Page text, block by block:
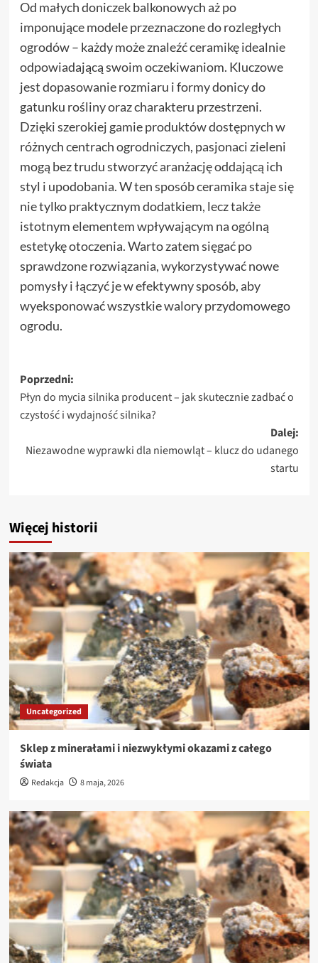
Od małych doniczek balkonowych aż po
imponujące modele przeznaczone do rozległych
ogrodów – każdy może znaleźć ceramikę idealnie
odpowiadającą swoim oczekiwaniom. Kluczowe
jest dopasowanie rozmiaru i formy donicy do
gatunku rośliny oraz charakteru przestrzeni.
Dzięki szerokiej gamie produktów dostępnych w
różnych centrach ogrodniczych, pasjonaci zieleni
mogą bez trudu stworzyć aranżację oddającą ich
styl i upodobania. W ten sposób ceramika staje się
nie tylko praktycznym dodatkiem, lecz także
istotnym elementem wpływającym na ogólną
estetykę otoczenia. Warto zatem sięgać po
sprawdzone rozwiązania, wykorzystywać nowe
pomysły i łączyć je w efektywny sposób, aby
wyeksponować wszystkie walory przydomowego
ogrodu.
Zobacz
wpisy
Poprzedni:
Płyn do mycia silnika producent – jak skutecznie zadbać o
czystość i wydajność silnika?
Dalej:
Niezawodne wyprawki dla niemowląt – klucz do udanego
startu
Więcej historii
Uncategorized
Sklep z minerałami i niezwykłymi okazami z całego
świata
Redakcja 8 maja, 2026